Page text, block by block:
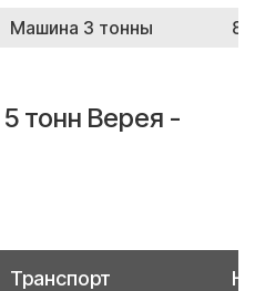
Машина 3 тонны
тонн Верея -
Транспорт